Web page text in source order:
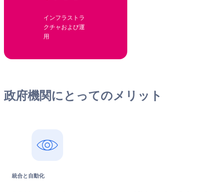
インフラストラ
クチャおよび運
用
政府機関にとってのメリット
統合と自動化